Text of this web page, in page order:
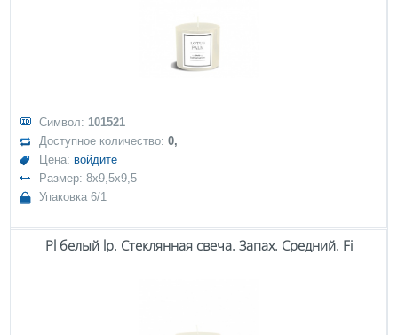
Символ: 101521
Доступное количество:0,
Цена: войдите
Размер: 8x9,5x9,5
Упаковка 6/1
Pl белый lp. Стеклянная свеча. Запах. Средний. Fi